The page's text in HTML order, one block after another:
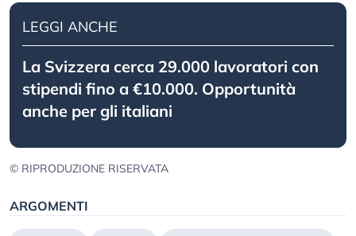
LEGGI ANCHE
La Svizzera cerca 29.000 lavoratori con
stipendi fino a €10.000. Opportunità
anche per gli italiani
© RIPRODUZIONE RISERVATA
ARGOMENTI